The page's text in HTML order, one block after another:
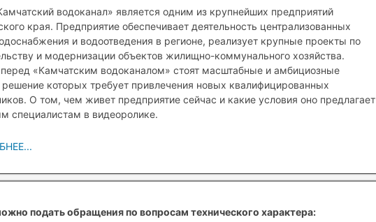
водоканал» является одним из крупнейших предприятий
края. Предприятие обеспечивает деятельность централизованных
и водоотведения в регионе, реализует крупные проекты по
и модернизации объектов жилищно-коммунального хозяйства.
«Камчатским водоканалом» стоят масштабные и амбициозные
решение которых требует привлечения новых квалифицированных
О том, чем живет предприятие сейчас и какие условия оно предлагает
специалистам в видеоролике.
подать обращения по вопросам технического характера: